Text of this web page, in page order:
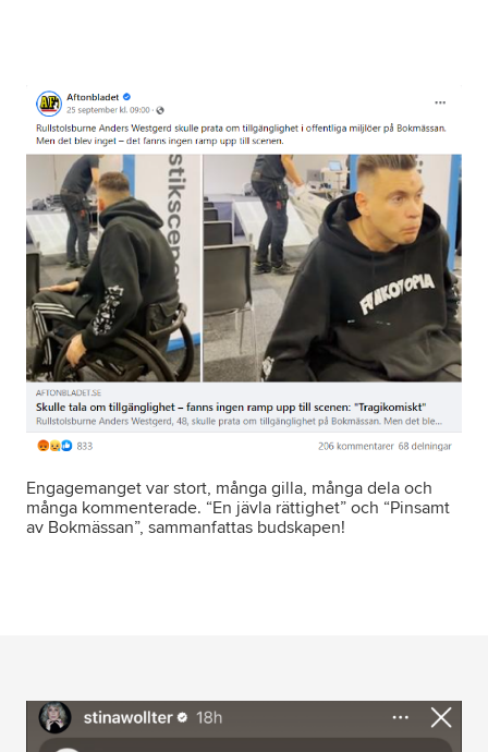
Engagemanget var stort, många gilla, många dela och
många kommenterade. “En jävla rättighet” och “Pinsamt
av Bokmässan”, sammanfattas budskapen!